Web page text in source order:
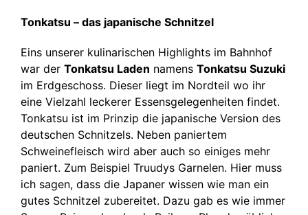
Tonkatsu – das japanische Schnitzel
Eins unserer kulinarischen Highlights im Bahnhof
war der Tonkatsu Laden namens Tonkatsu Suzuki
im Erdgeschoss. Dieser liegt im Nordteil wo ihr
eine Vielzahl leckerer Essensgelegenheiten findet.
Tonkatsu ist im Prinzip die japanische Version des
deutschen Schnitzels. Neben paniertem
Schweinefleisch wird aber auch so einiges mehr
paniert. Zum Beispiel Truudys Garnelen. Hier muss
ich sagen, dass die Japaner wissen wie man ein
gutes Schnitzel zubereitet. Dazu gab es wie immer